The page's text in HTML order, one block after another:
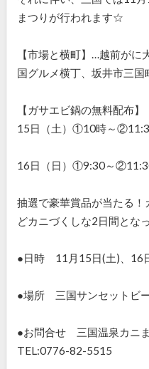
まつりが行われます☆
【市場と横町】…越前がに
国グルメ横丁、坂井市三国
【ガサエビ鍋の無料配布】
15日（土）①10時～
16日（日）①9:30～
抽選で豪華賞品が当たる
どカニづくしな2日間とな
●日時 11月15日(土)、16
●場所 三国サンセットビ
●お問合せ 三国温泉カニ
TEL:0776-82-5515